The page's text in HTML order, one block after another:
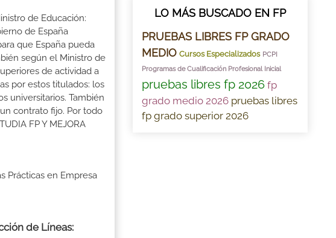
de Educación:
de España
que España pueda
según el Ministro de
de actividad a
por estos titulados: los
universitarios. También
contrato fijo. Por todo
FP Y MEJORA
Prácticas en Empresa
de Líneas:
LO MÁS BUSCADO EN FP
PRUEBAS LIBRES FP GRADO
MEDIO Cursos Especializados PCPI
Programas de Cualificación Profesional Inicial
pruebas libres fp 2026 fp
grado medio 2026 pruebas libres
fp grado superior 2026